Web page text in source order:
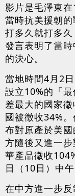
影片是毛澤東
當時抗美援朝
打多久就打多
發言表明了當
的決心。
當地時間4月2
設立10%的「
差最大的國家
國被徵收34%
布對原產於美
方隨後又進一
華產品徵收
日（10日）中
在中方進一步